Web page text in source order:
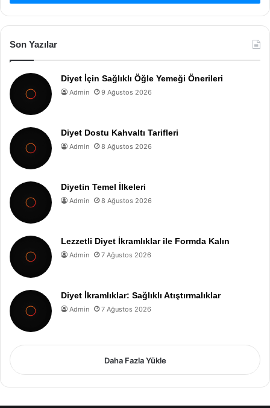
Son Yazılar
Diyet İçin Sağlıklı Öğle Yemeği Önerileri
Admin 9 Ağustos 2026
Diyet Dostu Kahvaltı Tarifleri
Admin 8 Ağustos 2026
Diyetin Temel İlkeleri
Admin 8 Ağustos 2026
Lezzetli Diyet İkramlıklar ile Formda Kalın
Admin 7 Ağustos 2026
Diyet İkramlıklar: Sağlıklı Atıştırmalıklar
Admin 7 Ağustos 2026
Daha Fazla Yükle